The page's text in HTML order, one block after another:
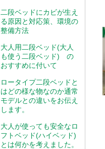
二段ベッドにカビが生え
る原因と対応策、環境の
整備方法
大人用二段ベッド(大人
も使う二段ベッド) の
おすすめに付いて
ロータイプ二段ベッドと
はどの様な物なのか通常
モデルとの違いをお伝え
します。
大人が使っても安全なロ
フトベッド(ハイベッド)
とは何かを考えました。